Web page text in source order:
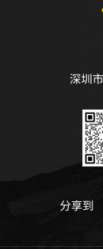
深圳
分享到